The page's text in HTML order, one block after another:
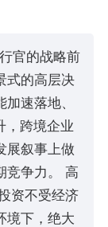
官的战略前
式的高层决
速落地、
，跨境企业
展叙事上做
竞争力。 高
资不受经济
境下，绝大